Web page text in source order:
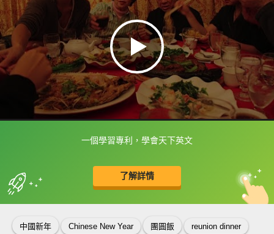
一個學習專利，學會天下英文
了解詳情
框選或點兩下字幕可以直接查字典喔！
收錄佳句 中
英
中國新年 Chinese New Year 團圓飯 reunion dinner